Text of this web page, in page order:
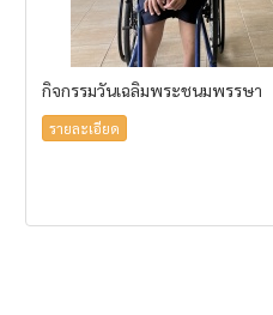
กิจกรรมวันเฉลิมพระชนมพรรษา
รายละเอียด